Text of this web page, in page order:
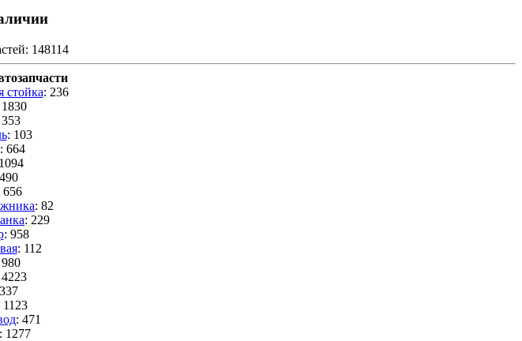
148114
стойка: 236
1830
: 103
: 664
656
: 82
: 229
: 958
: 112
980
1123
: 471
: 1277